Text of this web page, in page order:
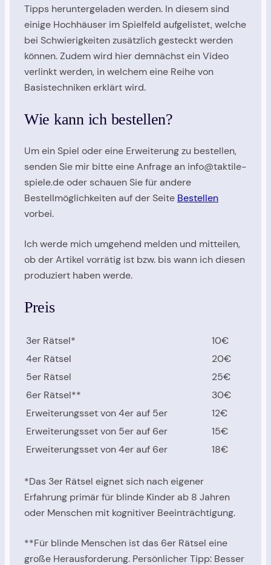
Tipps heruntergeladen werden. In diesem sind
einige Hochhäuser im Spielfeld aufgelistet, welche
bei Schwierigkeiten zusätzlich gesteckt werden
können. Zudem wird hier demnächst ein Video
verlinkt werden, in welchem eine Reihe von
Basistechniken erklärt wird.
Wie kann ich bestellen?
Um ein Spiel oder eine Erweiterung zu bestellen,
senden Sie mir bitte eine Anfrage an info@taktile-
spiele.de oder schauen Sie für andere
Bestellmöglichkeiten auf der Seite Bestellen
vorbei.
Ich werde mich umgehend melden und mitteilen,
ob der Artikel vorrätig ist bzw. bis wann ich diesen
produziert haben werde.
Preis
3er Rätsel*
10€
4er Rätsel
20€
5er Rätsel
25€
6er Rätsel**
30€
Erweiterungsset von 4er auf 5er
12€
Erweiterungsset von 5er auf 6er
15€
Erweiterungsset von 4er auf 6er
18€
*Das 3er Rätsel eignet sich nach eigener
Erfahrung primär für blinde Kinder ab 8 Jahren
oder Menschen mit kognitiver Beeinträchtigung.
**Für blinde Menschen ist das 6er Rätsel eine
große Herausforderung. Persönlicher Tipp: Besser